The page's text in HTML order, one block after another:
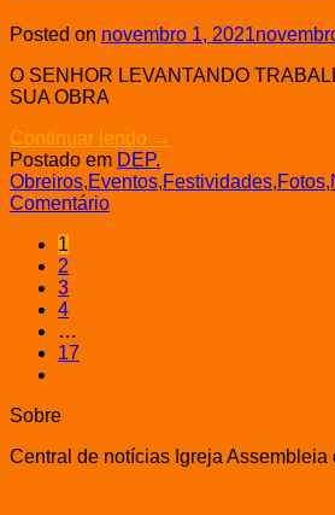
Posted on novembro 1, 2021
O SENHOR LEVANTANDO
SUA OBRA
Continuar lendo →
Postado em DEP.
Obreiros,Eventos,Festividades,Fotos,
Comentário
1
2
3
4
…
17
Sobre
Central de notícias Igreja Assembleia